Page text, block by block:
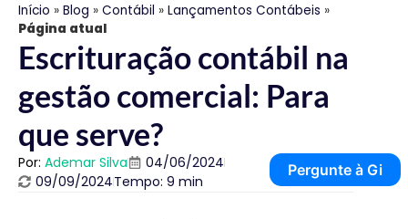
Início » Blog » Contábil » Lançamentos Contábeis »
Página atual
Escrituração contábil na
gestão comercial: Para
que serve?
Por: Ademar Silva
04/06/2024
09/09/2024Tempo: 9 min
Pergunte à Gi